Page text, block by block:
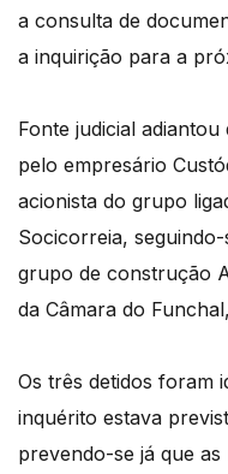
a consulta de
a inquirição para a
Fonte judicial
pelo empresário
acionista do grupo
Socicorreia,
grupo de construção
da Câmara do
Os três detidos foram
inquérito estava
prevendo-se já que